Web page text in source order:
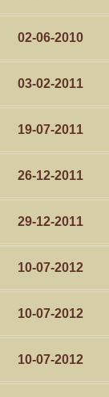
02-06-2010
03-02-2011
19-07-2011
26-12-2011
29-12-2011
10-07-2012
10-07-2012
10-07-2012